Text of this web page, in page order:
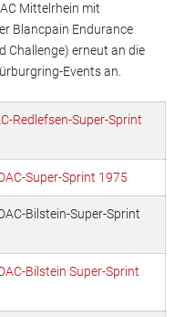
Mittelrhein mit
Blancpain Endurance
Challenge) erneut an die
Events an.
Redlefsen-Super-Sprint
Super-Sprint 1975
Bilstein-Super-Sprint
Bilstein Super-Sprint